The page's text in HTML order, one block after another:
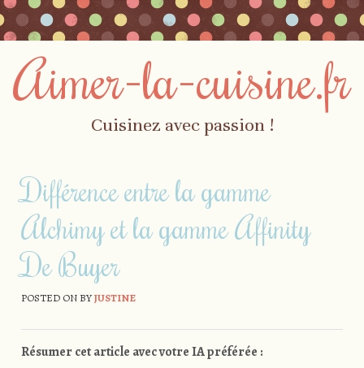
Aimer-la-cuisine.fr
Cuisinez avec passion !
Menu
Différence entre la gamme
Alchimy et la gamme Affinity
De Buyer
POSTED ON BYJUSTINE
Résumer cet article avec votre IA préférée :